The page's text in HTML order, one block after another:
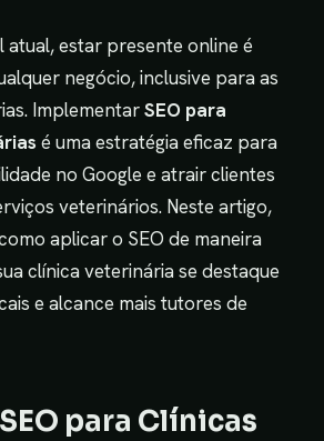
atual, estar presente online é
negócio, inclusive para as
ImplementarSEO para
é uma estratégia eficaz para
no Google e atrair clientes
veterinários. Neste artigo,
aplicar o SEO de maneira
clínica veterinária se destaque
e alcance mais tutores de
para Clínicas